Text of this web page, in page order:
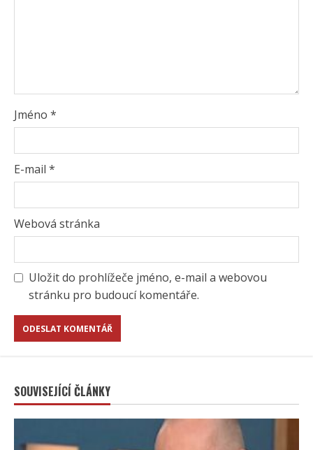
Jméno *
E-mail *
Webová stránka
Uložit do prohlížeče jméno, e-mail a webovou
stránku pro budoucí komentáře.
SOUVISEJÍCÍ ČLÁNKY